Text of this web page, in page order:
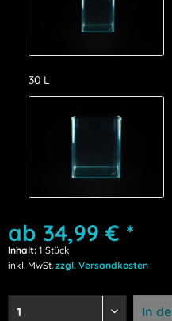
30 L
ab 34,99 € *
Inhalt: 1 Stück
inkl. MwSt. zzgl. Versandkosten
In